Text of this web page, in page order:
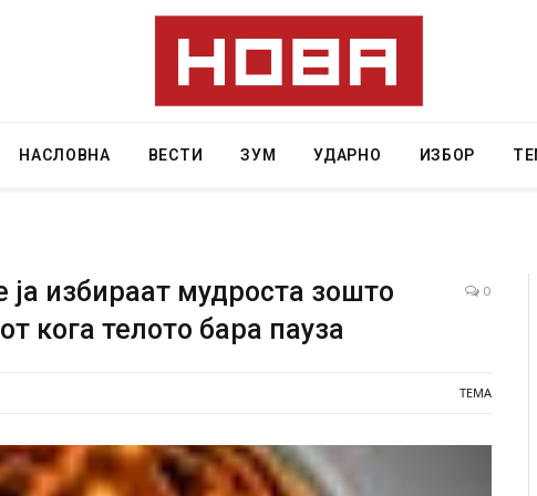
НАСЛОВНА ВЕСТИ ЗУМ УДАРНО ИЗБОР
избираат мудроста зошто
кога телото бара пауза
0
ТЕМА
Крит, …
Рачна бомба експлодира пред зграда во